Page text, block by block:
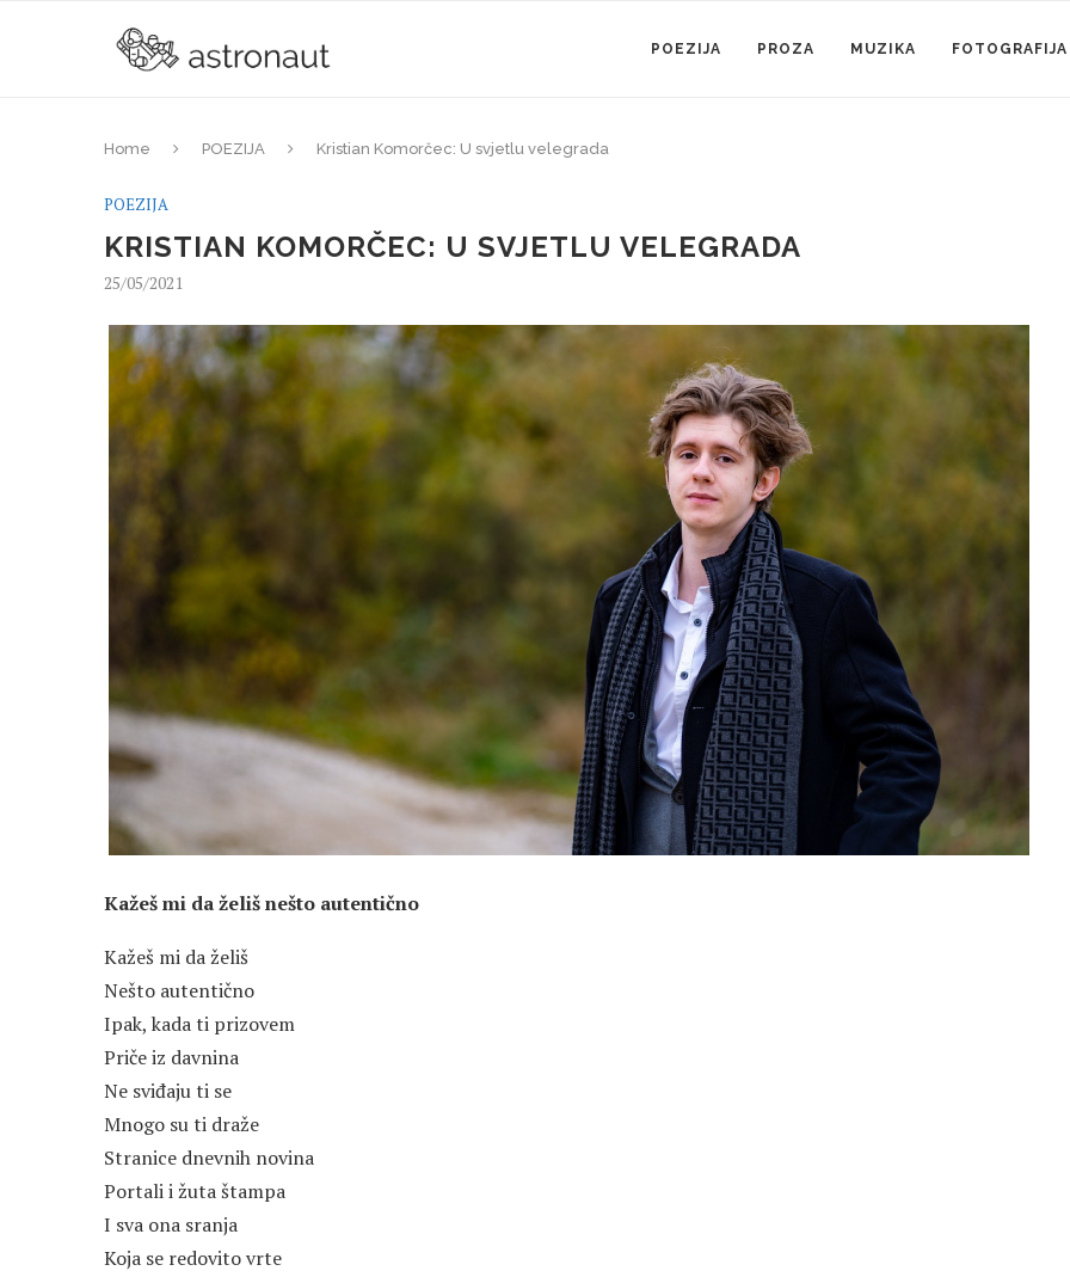
POEZIJA PROZA MUZIKA FOTOGRAFIJA
Home POEZIJA Kristian Komorčec: U svjetlu velegrada
POEZIJA
KRISTIAN KOMORČEC: U SVJETLU VELEGRADA
25/05/2021
Kažeš mi da želiš nešto autentično
Kažeš mi da želiš
Nešto autentično
Ipak, kada ti prizovem
Priče iz davnina
Ne sviđaju ti se
Mnogo su ti draže
Stranice dnevnih novina
Portali i žuta štampa
I sva ona sranja
Koja se redovito vrte